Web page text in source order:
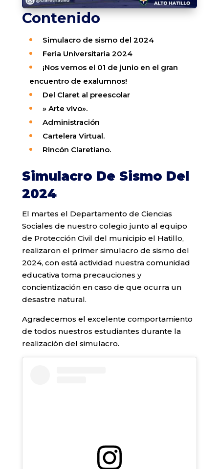
Contenido
Simulacro de sismo del 2024
Feria Universitaria 2024
¡Nos vemos el 01 de junio en el gran
encuentro de exalumnos!
Del Claret al preescolar
» Arte vivo».
Administración
Cartelera Virtual.
Rincón Claretiano.
Simulacro De Sismo Del
2024
El martes el Departamento de Ciencias
Sociales de nuestro colegio junto al equipo
de Protección Civil del municipio el Hatillo,
realizaron el primer simulacro de sismo del
2024, con está actividad nuestra comunidad
educativa toma precauciones y
concientización en caso de que ocurra un
desastre natural.
Agradecemos el excelente comportamiento
de todos nuestros estudiantes durante la
realización del simulacro.